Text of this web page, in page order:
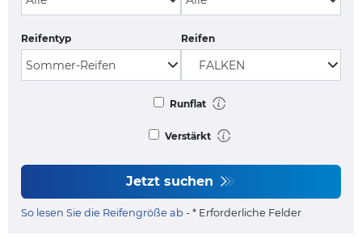
Reifentyp Reifen
Runflat
Verstärkt
Jetzt suchen
So lesen Sie die Reifengröße ab - * Erforderliche Felder